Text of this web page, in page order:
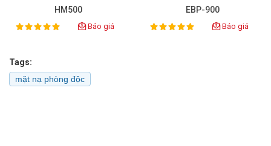
HM500
Rating:
100% Báo giá
EBP-900
Rating:
100% Báo giá
Tags:
mặt nạ phòng độc